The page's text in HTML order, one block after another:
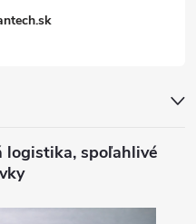
logistika, spoľahlivé